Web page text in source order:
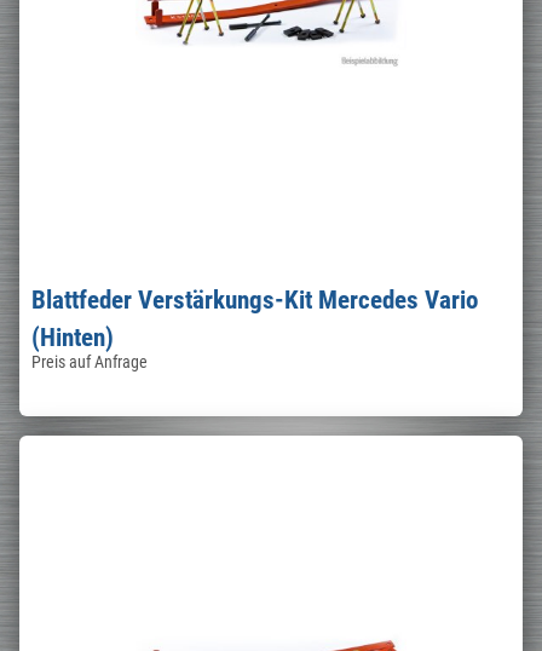
Blattfeder Verstärkungs-Kit Mercedes Vario
(Hinten)
Preis auf Anfrage